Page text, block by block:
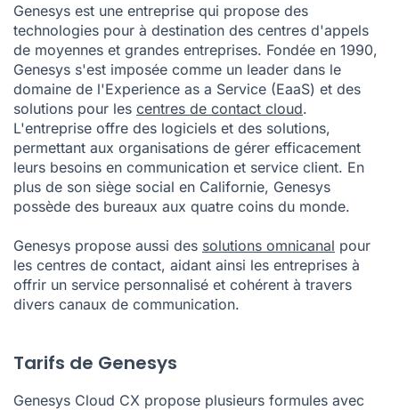
Genesys est une entreprise qui propose des
technologies pour à destination des centres d'appels
de moyennes et grandes entreprises. Fondée en 1990,
Genesys s'est imposée comme un leader dans le
domaine de l'Experience as a Service (EaaS) et des
solutions pour les centres de contact cloud.
L'entreprise offre des logiciels et des solutions,
permettant aux organisations de gérer efficacement
leurs besoins en communication et service client. En
plus de son siège social en Californie, Genesys
possède des bureaux aux quatre coins du monde.
Genesys propose aussi des solutions omnicanal pour
les centres de contact, aidant ainsi les entreprises à
offrir un service personnalisé et cohérent à travers
divers canaux de communication.
Tarifs de Genesys
Genesys Cloud CX propose plusieurs formules avec